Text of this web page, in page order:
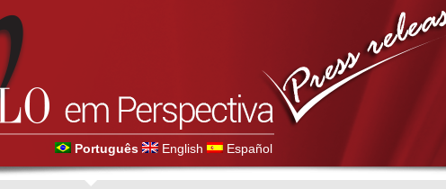
Português English Español